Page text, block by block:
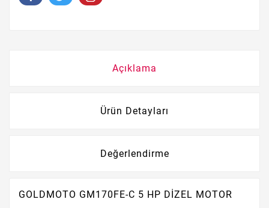
Açıklama
Ürün Detayları
Değerlendirme
GOLDMOTO GM170FE-C 5 HP DİZEL MOTOR